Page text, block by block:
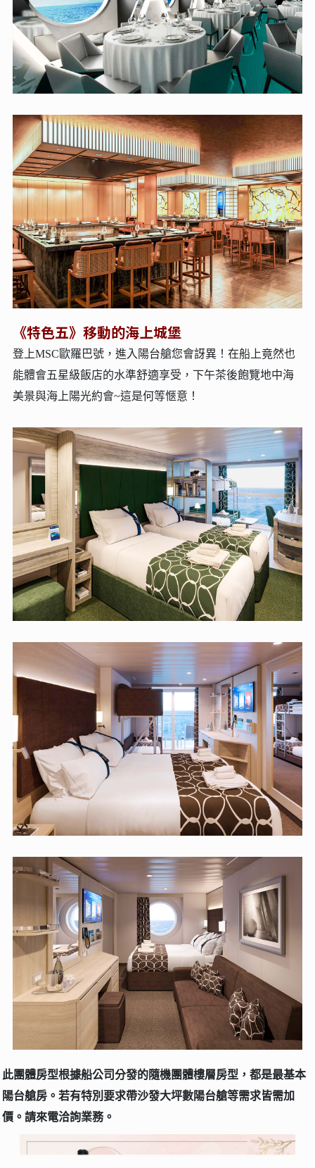
《特色五》移動的海上城堡
登上MSC歐羅巴號，進入陽台艙您會訝異！在船上竟然也
能體會五星級飯店的水準舒適享受，下午茶後飽覽地中海
美景與海上陽光約會~這是何等愜意！
此團體房型根據船公司分發的隨機團體樓層房型，都是最基本
陽台艙房。若有特別要求帶沙發大坪數陽台艙等需求皆需加
價。請來電洽詢業務。